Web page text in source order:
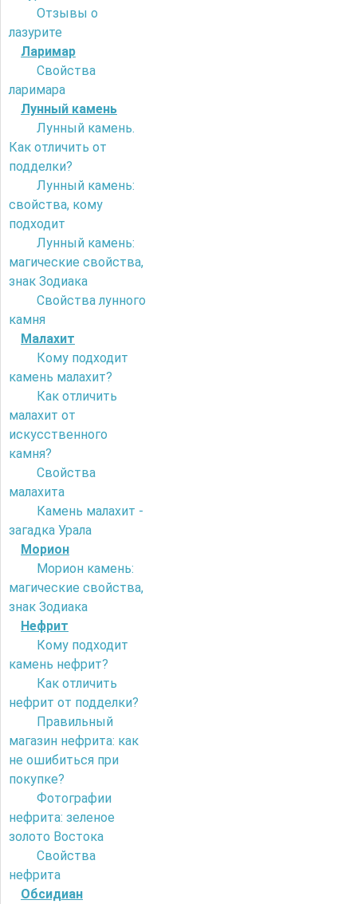
Отзывы о
лазурите
Ларимар
Свойства
ларимара
Лунный камень
Лунный камень.
Как отличить от
подделки?
Лунный камень:
свойства, кому
подходит
Лунный камень:
магические свойства,
знак Зодиака
Свойства лунного
камня
Малахит
Кому подходит
камень малахит?
Как отличить
малахит от
искусственного
камня?
Свойства
малахита
Камень малахит -
загадка Урала
Морион
Морион камень:
магические свойства,
знак Зодиака
Нефрит
Кому подходит
камень нефрит?
Как отличить
нефрит от подделки?
Правильный
магазин нефрита: как
не ошибиться при
покупке?
Фотографии
нефрита: зеленое
золото Востока
Свойства
нефрита
Обсидиан